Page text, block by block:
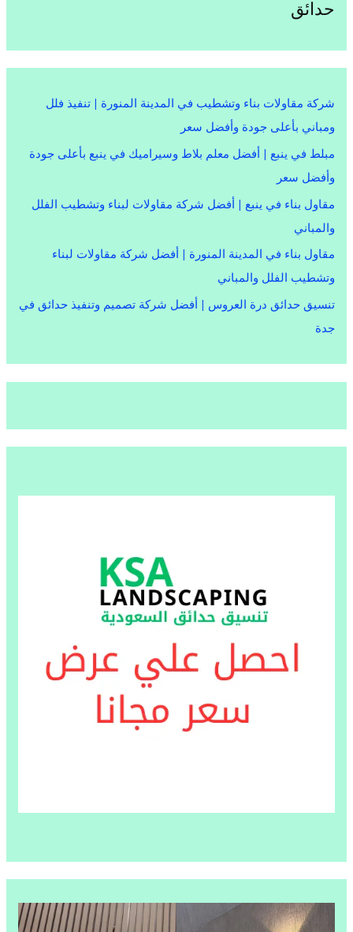
حدائق
شركة مقاولات بناء وتشطيب في المدينة المنورة | تنفيذ فلل
ومباني بأعلى جودة وأفضل سعر
مبلط في ينبع | أفضل معلم بلاط وسيراميك في ينبع بأعلى جودة
وأفضل سعر
مقاول بناء في ينبع | أفضل شركة مقاولات لبناء وتشطيب الفلل
والمباني
مقاول بناء في المدينة المنورة | أفضل شركة مقاولات لبناء
وتشطيب الفلل والمباني
تنسيق حدائق درة العروس | أفضل شركة تصميم وتنفيذ حدائق في
جدة